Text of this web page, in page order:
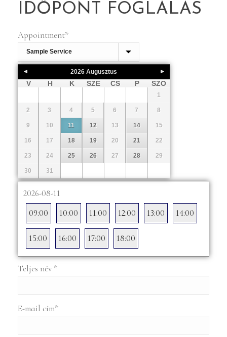
IDŐPONT FOGLALÁS
Appointment*
2026 Augusztus
V H K SZE CS P SZO
1
2 3 4 5 6 7 8
9 10 11 12 13 14 15
16 17 18 19 20 21 22
23 24 25 26 27 28 29
30 31
2026-08-11
09:00
10:00 11:00 12:00 13:00 14:00
15:00 16:00 17:00 18:00
Teljes név *
E-mail cím*